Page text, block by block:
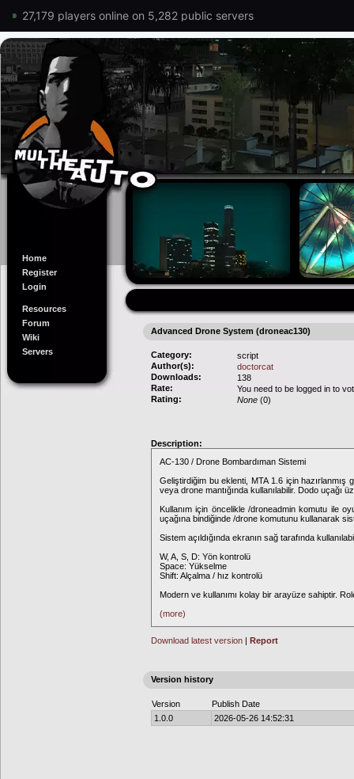
27,179 players online on 5,282 public servers
Home
Register
Login
Resources
Forum
Wiki
Servers
Advanced Drone System (droneac130)
Category:
script
Author(s):
doctorcat
Downloads:
138
Rate:
You need to be logged in to
Rating:
None (0)
Description:
AC-130 / Drone Bombardıman Sistemi
Geliştirdiğim bu eklenti, MTA 1.6 için hazırlanmış
veya drone mantığında kullanılabilir. Dodo uçağı
Kullanım için öncelikle /droneadmin komutu ile
uçağına bindiğinde /drone komutunu kullanarak
Sistem açıldığında ekranın sağ tarafında
W, A, S, D: Yön kontrolü
Space: Yükselme
Shift: Alçalma / hız kontrolü
Modern ve kullanımı kolay bir arayüze sahiptir.
(more)
Download latest version | Report
Version history
Version
Publish Date
1.0.0
2026-05-26 14:52:31